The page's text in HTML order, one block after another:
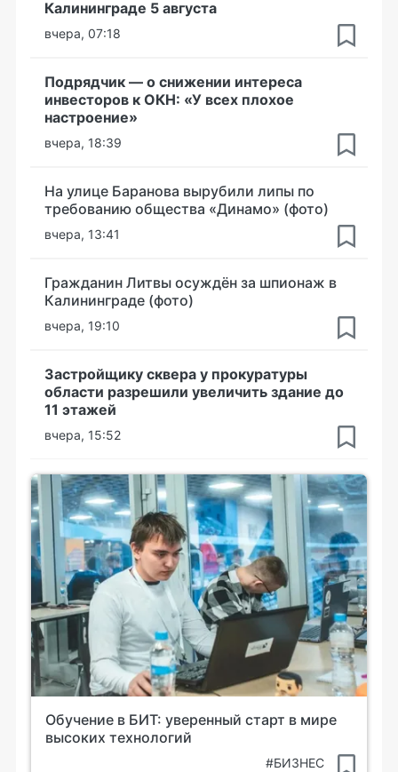
Калининграде 5 августа
вчера, 07:18
Подрядчик — о снижении интереса
инвесторов к ОКН: «У всех плохое
настроение»
вчера, 18:39
На улице Баранова вырубили липы по
требованию общества «Динамо» (фото)
вчера, 13:41
Гражданин Литвы осуждён за шпионаж в
Калининграде (фото)
вчера, 19:10
Застройщику сквера у прокуратуры
области разрешили увеличить здание до
11 этажей
вчера, 15:52
Обучение в БИТ: уверенный старт в мире
высоких технологий
#БИЗНЕС